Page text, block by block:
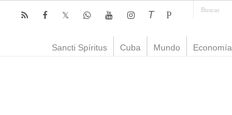
T P
Sancti Spíritus Cuba Mundo Economía